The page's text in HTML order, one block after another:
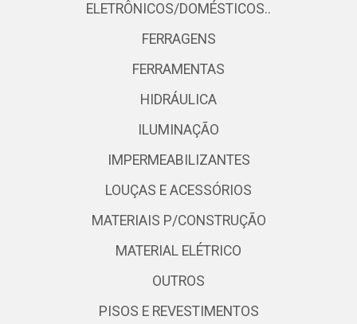
ELETRÔNICOS/DOMÉSTICOS..
FERRAGENS
FERRAMENTAS
HIDRÁULICA
ILUMINAÇÃO
IMPERMEABILIZANTES
LOUÇAS E ACESSÓRIOS
MATERIAIS P/CONSTRUÇÃO
MATERIAL ELÉTRICO
OUTROS
PISOS E REVESTIMENTOS